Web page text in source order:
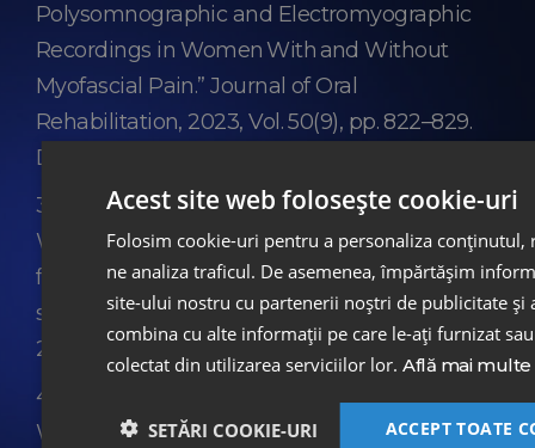
Polysomnographic and Electromyographic
Recordings in Women With and Without
Myofascial Pain.” Journal of Oral
Rehabilitation, 2023, Vol. 50(9), pp. 822–829.
DOI: 10.1111/joor.13468.
3. Chrcanovic BR, Kisch J, Albrektsson T,
Wennerberg A. Bruxism and dental implant
failures: a multilevel mixed effects parametric
survival analysis approach. J Oral Rehabil.
2016;43(11):813-823.
4. Chrcanovic BR, Kisch J, Albrektsson T,
Wennerberg A. Bruxism and dental implant
Acest site web folosește cookie-uri
Folosim cookie-uri pentru a personaliza conținutul,
ne analiza traficul. De asemenea, împărtășim
site-ului nostru cu partenerii noștri de publicitate și
combina cu alte informații pe care le-ați furnizat
colectat din utilizarea serviciilor lor.Află mai multe
ACCEPT TOATE
SETĂRI COOKIE-URI